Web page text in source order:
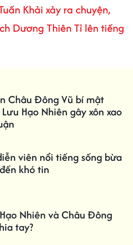
Khải xảy ra chuyện,
Dương Thiên Tỉ lên tiếng
Châu Đông Vũ bí mật
Hạo Nhiên gây xôn xao
viên nổi tiếng sống bừa
khó tin
Nhiên và Châu Đông
tay?